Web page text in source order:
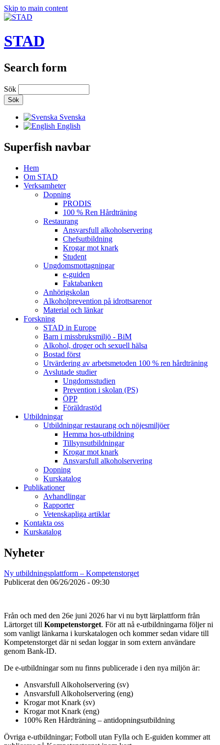
Skip to main content
STAD
Search form
Sök
Svenska
English
Superfish navbar
Hem
Om STAD
Verksamheter
Dopning
PRODIS
100 % Ren Hårdträning
Restaurang
Ansvarsfull alkoholservering
Chefsutbildning
Krogar mot knark
Student
Ungdomsmottagningar
e-guiden
Faktabanken
Anhörigskolan
Alkoholprevention på idrottsarenor
Material och länkar
Forskning
STAD in Europe
Barn i missbruksmiljö - BiM
Alkohol, droger och sexuell hälsa
Bostad först
Utvärdering av arbetsmetoden 100 % ren hårdträning
Avslutade studier
Ungdomsstudien
Prevention i skolan (PS)
ÖPP
Föräldrastöd
Utbildningar
Utbildningar restaurang och nöjesmiljöer
Hemma hos-utbildning
Tillsynsutbildningar
Krogar mot knark
Ansvarsfull alkoholservering
Dopning
Kurskatalog
Publikationer
Avhandlingar
Rapporter
Vetenskapliga artiklar
Kontakta oss
Kurskatalog
Nyheter
Ny utbildningsplattform – Kompetenstorget
Publicerat den 06/26/2026 - 09:30
Från och med den 26e juni 2026 har vi nu bytt lärplattform från
Lärtorget till Kompetenstorget. För att nå e-utbildningarna följer ni
som vanligt länkarna i kurskatalogen och kommer sedan vidare till
Kompetenstorget där ni sedan loggar in som extern användare
genom Bank-ID.
De e-utbildningar som nu finns publicerade i den nya miljön är:
Ansvarsfull Alkoholservering (sv)
Ansvarsfull Alkoholservering (eng)
Krogar mot Knark (sv)
Krogar mot Knark (eng)
100% Ren Hårdträning – antidopningsutbildning
Övriga e-utbildningar; Fotboll utan Fylla och E-guiden kommer att